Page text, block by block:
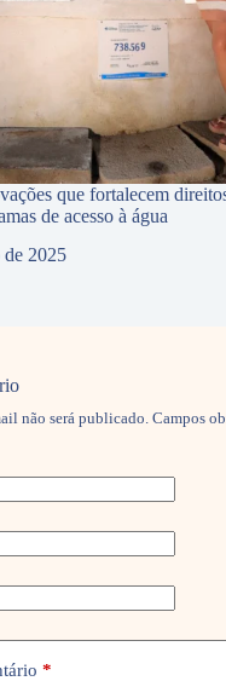
que fortalecem
de acesso à água
de 2025
não será publicado. Campos
*